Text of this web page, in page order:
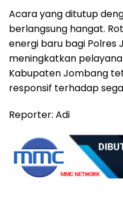
Acara yang ditutup
berlangsung hangat.
energi baru bagi Polres
meningkatkan
Kabupaten Jombang
responsif terhadap
Reporter: Adi